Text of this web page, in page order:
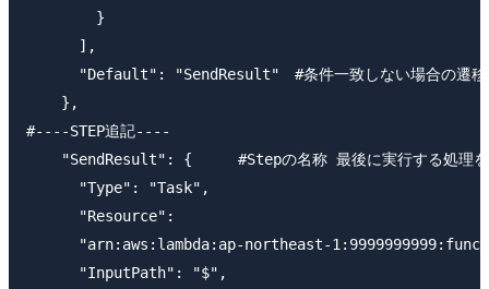
        }
      ],
"Default": "SendResult"　#条件一致しない場合の遷
    },
#----STEP追記----
"SendResult": {　　　#Stepの名称 最後に実行する処理
      "Type": "Task",
      "Resource":
"arn:aws:lambda:ap-northeast-
      "InputPath": "$",